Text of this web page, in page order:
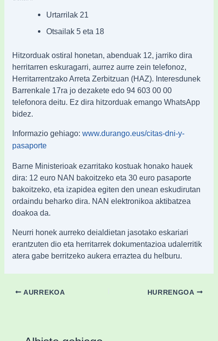
Urtarrilak 21
Otsailak 5 eta 18
Hitzorduak ostiral honetan, abenduak 12, jarriko dira
herritarren eskuragarri, aurrez aurre zein telefonoz,
Herritarrentzako Arreta Zerbitzuan (HAZ). Interesdunek
Barrenkale 17ra jo dezakete edo 94 603 00 00
telefonora deitu. Ez dira hitzorduak emango WhatsApp
bidez.
Informazio gehiago: www.durango.eus/citas-dni-y-
pasaporte
Barne Ministerioak ezarritako kostuak honako hauek
dira: 12 euro NAN bakoitzeko eta 30 euro pasaporte
bakoitzeko, eta izapidea egiten den unean eskudirutan
ordaindu beharko dira. NAN elektronikoa aktibatzea
doakoa da.
Neurri honek aurreko deialdietan jasotako eskariari
erantzuten dio eta herritarrek dokumentazioa udalerritik
atera gabe berritzeko aukera erraztea du helburu.
AURREKOA HURRENGOA